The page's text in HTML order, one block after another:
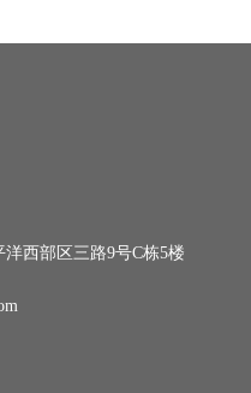
西部区三路9号C栋5楼